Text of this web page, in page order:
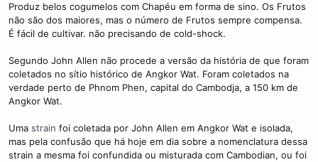
Produz belos cogumelos com Chapéu em forma de sino. Os Frutos
não são dos maiores, mas o número de Frutos sempre compensa.
É fácil de cultivar. não precisando de cold-shock.
Segundo John Allen não procede a versão da história de que foram
coletados no sítio histórico de Angkor Wat. Foram coletados na
verdade perto de Phnom Phen, capital do Cambodja, a 150 km de
Angkor Wat.
Uma strain foi coletada por John Allen em Angkor Wat e isolada,
mas pela confusão que há hoje em dia sobre a nomenclatura dessa
strain a mesma foi confundida ou misturada com Cambodian, ou foi